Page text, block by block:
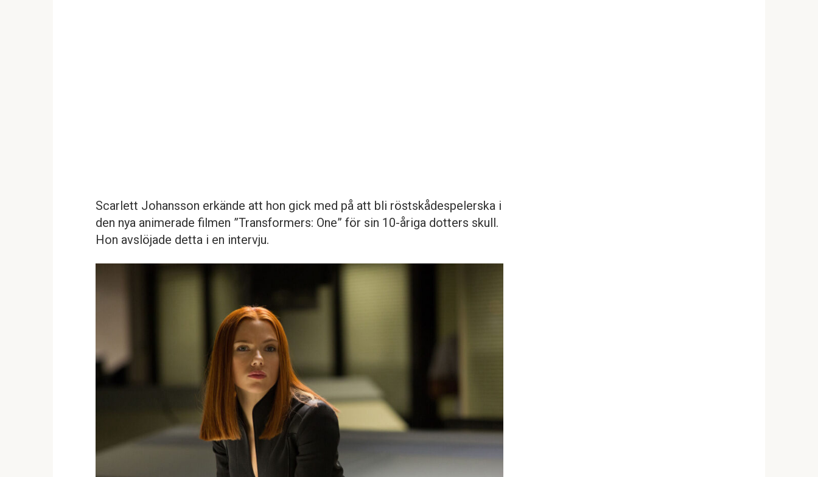
Scarlett Johansson erkände att hon gick med på att bli röstskådespelerska i
den nya animerade filmen ”Transformers: One” för sin 10-åriga dotters skull.
Hon avslöjade detta i en intervju.